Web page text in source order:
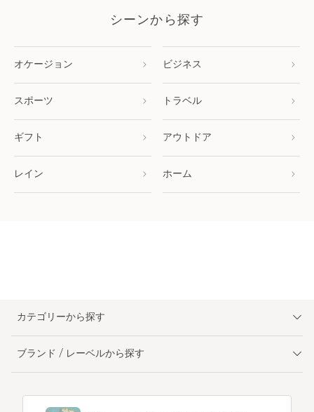
シーンから探す
オケージョン ビジネス
スポーツ トラベル
ギフト アウトドア
レイン ホーム
カテゴリーから探す
ブランド / レーベルから探す